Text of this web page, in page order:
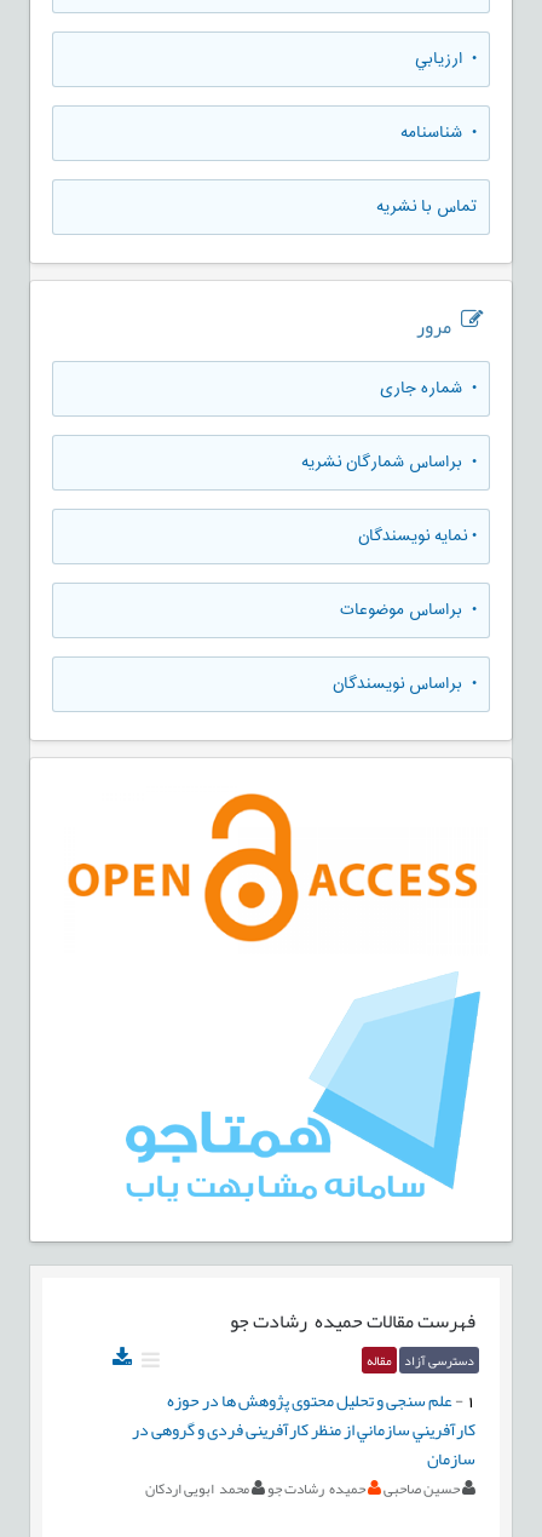
• ارزيابي
• شناسنامه
تماس با نشریه
مرور
• شماره جاری
• براساس شمارگان نشریه
•نمایه نویسندگان
• براساس موضوعات
• براساس نویسندگان
فهرست مقالاتحمیده رشادت جو
دسترسی آزاد مقاله
-علم سنجی و تحلیل محتوی پژوهش ها در حوزه
كارآفريني سازماني از منظر کارآفرینی فردی و گروهی در
سازمان
حسین صاحبی حمیده رشادت جو محمد ابویی اردکان